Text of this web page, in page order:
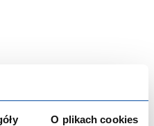
O plikach cookies